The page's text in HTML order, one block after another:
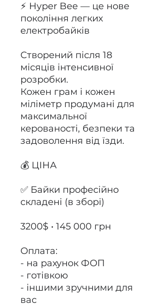
⚡ Hyper Bee — це нове
покоління легких
електробайків
Створений після 18
місяців інтенсивної
розробки.
Кожен грам і кожен
міліметр продумані для
максимальної
керованості, безпеки та
задоволення від їзди.
💰 ЦІНА
✅ Байки професійно
складені (в зборі)
3200$ • 145 000 грн
Оплата:
- на рахунок ФОП
- готівкою
- іншими зручними для
вас